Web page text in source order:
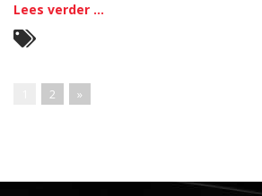
Lees verder ...
2 »